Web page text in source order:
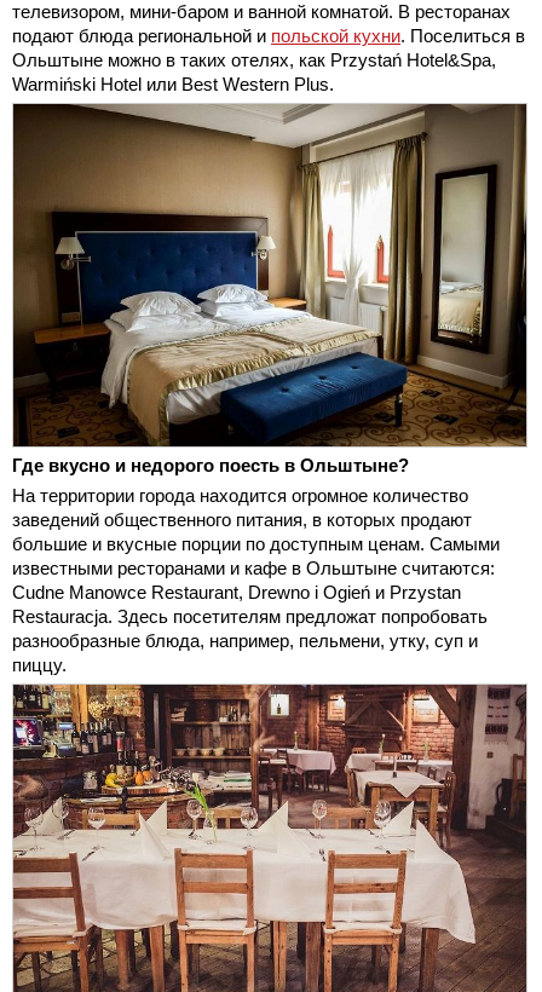
телевизором, мини-баром и ванной комнатой. В ресторанах
подают блюда региональной и польской кухни. Поселиться в
Ольштыне можно в таких отелях, как Przystań Hotel&Spa,
Warmiński Hotel или Best Western Plus.
Где вкусно и недорого поесть в Ольштыне?
На территории города находится огромное количество
заведений общественного питания, в которых продают
большие и вкусные порции по доступным ценам. Самыми
известными ресторанами и кафе в Ольштыне считаются:
Cudne Manowce Restaurant, Drewno i Ogień и Przystan
Restauracja. Здесь посетителям предложат попробовать
разнообразные блюда, например, пельмени, утку, суп и
пиццу.